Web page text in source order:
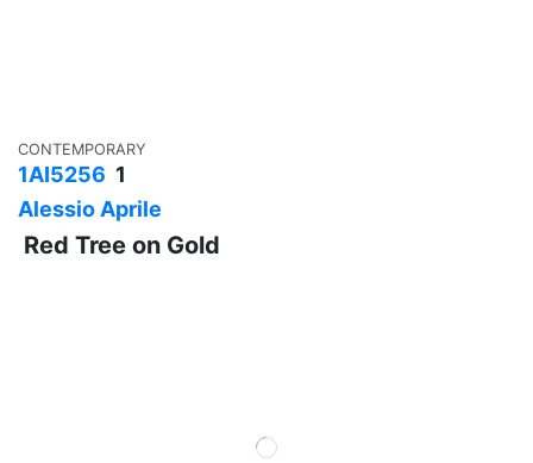
CONTEMPORARY
1AI5256 1
Alessio Aprile
Red Tree on Gold